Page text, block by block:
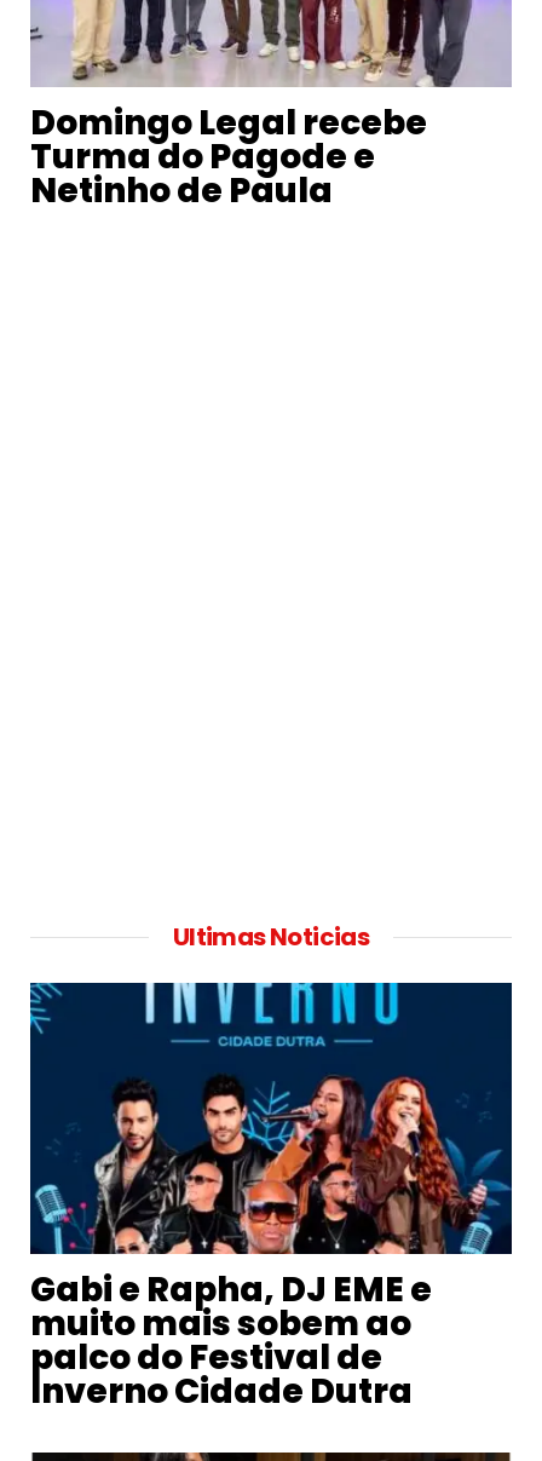
Domingo Legal recebe
Turma do Pagode e
Netinho de Paula
Ultimas Noticias
Gabi e Rapha, DJ EME e
muito mais sobem ao
palco do Festival de
Inverno Cidade Dutra